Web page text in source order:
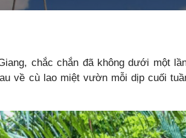
chắc chắn đã không dưới một
về cù lao miệt vườn mỗi dịp cuối